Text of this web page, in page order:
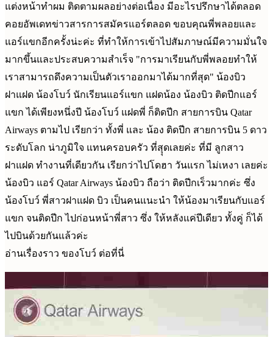
แต่งหน้าทำผม ติดตามผลอย่างต่อเนื่อง มีอะไรปรึกษาได้ตลอด
คอยอัพเดทข่าวสารการสมัครแอร์ตลอด ขอบคุณพี่พลอยและ
แอร์แขกอีกครั้งน่ะค่ะ ที่ทำให้การเข้าไปสัมภาษณ์มีความมั่นใจ
มากขึ้นและประสบความสำเร็จ "การมาเรียนกับพี่พลอยทำให้
เราสามารถดึงความเป็นตัวเราออกมาได้มากที่สุด" น้องบิว
ฝาแฝด น้องโบว์ นักเรียนแอร์แขก แฝดน้อง น้องบิว ติดปีกแอร์
แขก ได้เพียงหนึ่งปี น้องโบว์ แฝดพี่ ก็ติดปีก สายการบิน Qatar
Airways ตามไป เรียกว่า ทั้งพี่ และ น้อง ติดปีก สายการบิน 5 ดาว
ระดับโลก น่าภูมิใจ แทนครอบครัว ที่สุุดเลยค่ะ ที่มี ลูกสาว
ฝาแฝด ทำงานที่เดียวกัน เรียกว่าไปโดฮา วันแรก ไม่เหงา เลยค่ะ
น้องบิว แอร์ Qatar Airways น้องบิว ถือว่า ติดปีกเร็วมากค่ะ ซึ่ง
น้องโบว์ พี่สาวฝาแฝด บิว เป็นคนแนะนำ ให้น้องมาเรียนกับแอร์
แขก จนติดปีก ไปก่อนหน้าพี่สาว ซึ่ง ให้หลังแค่ปีเดียว ทั้งคู่ ก็ได้
ไปบินด้วยกันแล้วค่ะ
อ่านเรื่องราว ของโบว์ ต่อที่นี่